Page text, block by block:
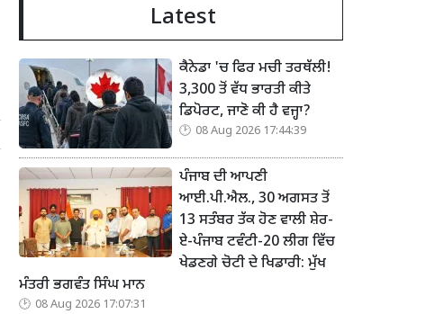
Latest
ਕੈਨੇਡਾ 'ਚ ਫਿਰ ਮਚੀ ਤਰਥੱਲੀ!
3,300 ਤੋਂ ਵੱਧ ਭਾਰਤੀ ਕੀਤੇ
ਡਿਪੋਰਟ, ਜਾਣੋ ਕੀ ਹੈ ਵਜ੍ਹਾ?
08 Aug 2026 17:44:39
ਪੰਜਾਬ ਦੀ ਆਪਣੀ
ਆਈ.ਪੀ.ਐਲ., 30 ਅਗਸਤ ਤੋਂ
13 ਸਤੰਬਰ ਤੱਕ ਹੋਣ ਵਾਲੀ ਸ਼ੇਰ-
ਏ-ਪੰਜਾਬ ਟਵੰਟੀ-20 ਲੀਗ ਵਿੱਚ
ਖੇਡਣਗੇ ਚੋਟੀ ਦੇ ਖਿਡਾਰੀ: ਮੁੱਖ
ਮੰਤਰੀ ਭਗਵੰਤ ਸਿੰਘ ਮਾਨ
08 Aug 2026 17:07:31